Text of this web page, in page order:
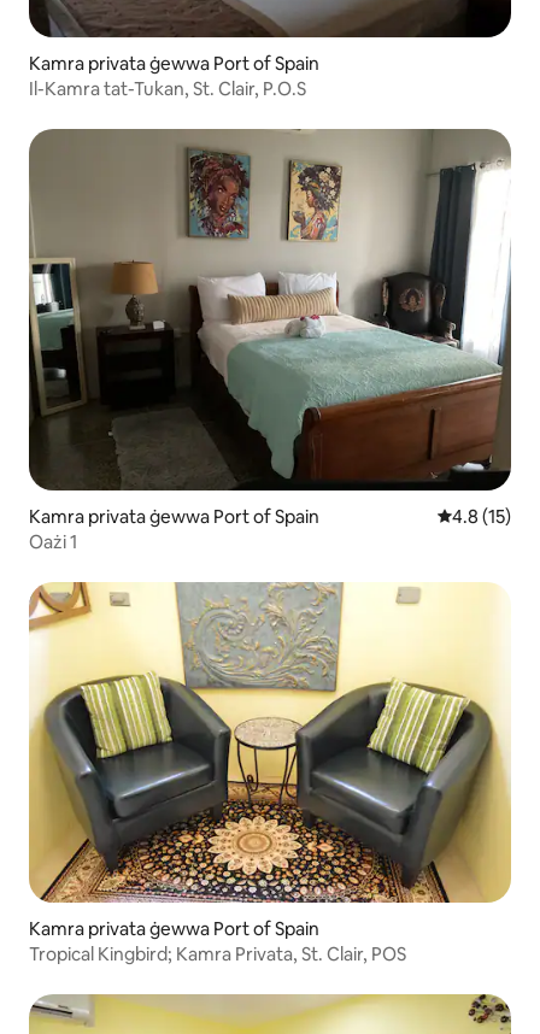
Kamra privata ġewwa Port of Spain
Il-Kamra tat-Tukan, St. Clair, P.O.S
Kamra privata ġewwa Port of Spain Rating
4.8 (15)
Oażi 1
Kamra privata ġewwa Port of Spain
Tropical Kingbird; Kamra Privata, St. Clair, POS